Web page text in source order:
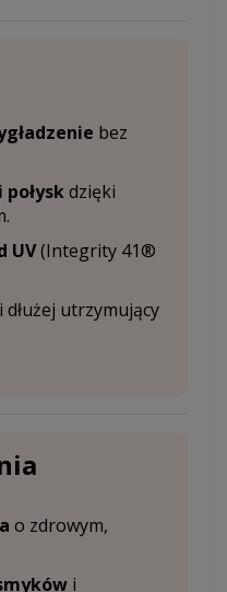
bez
dzięki
UV(Integrity 41®
i dłużej utrzymujący
o zdrowym,
i